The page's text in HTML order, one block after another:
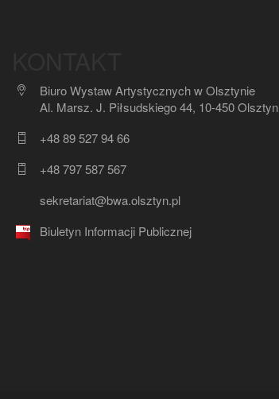
Biuro Wystaw Artystycznych w Olsztynie
Al. Marsz. J. Piłsudskiego 44, 10-450 Olsztyn
+48 89 527 94 66
+48 797 587 567
sekretariat@bwa.olsztyn.pl
Biuletyn Informacji Publicznej